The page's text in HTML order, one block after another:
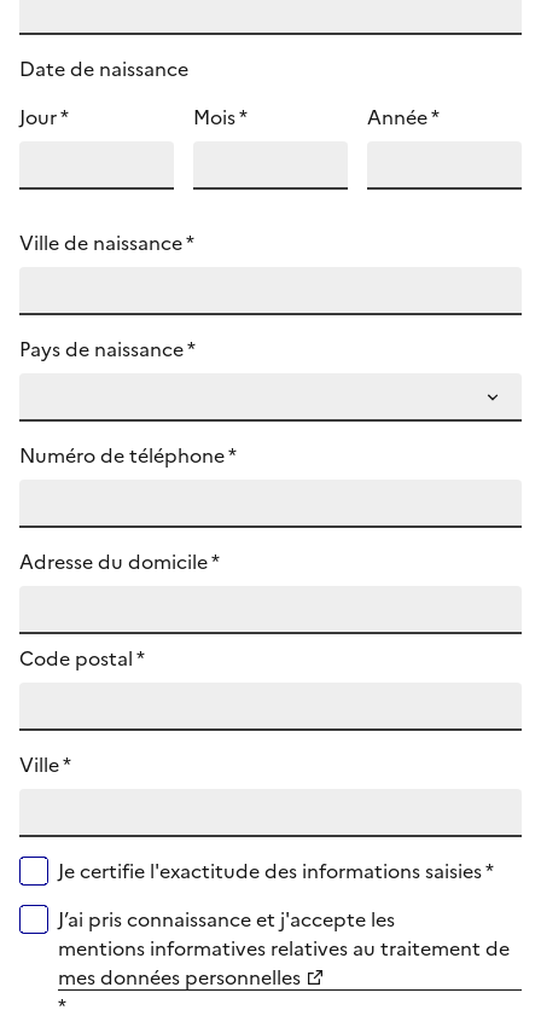
Date de naissance
Jour *
Mois * Année *
Ville de naissance *
Pays de naissance *
Numéro de téléphone *
Adresse du domicile *
Code postal*
Ville *
Je certifie l'exactitude des informations saisies *
J’ai pris connaissance et j'accepte les
mentions informatives relatives au traitement de
mes données personnelles
*